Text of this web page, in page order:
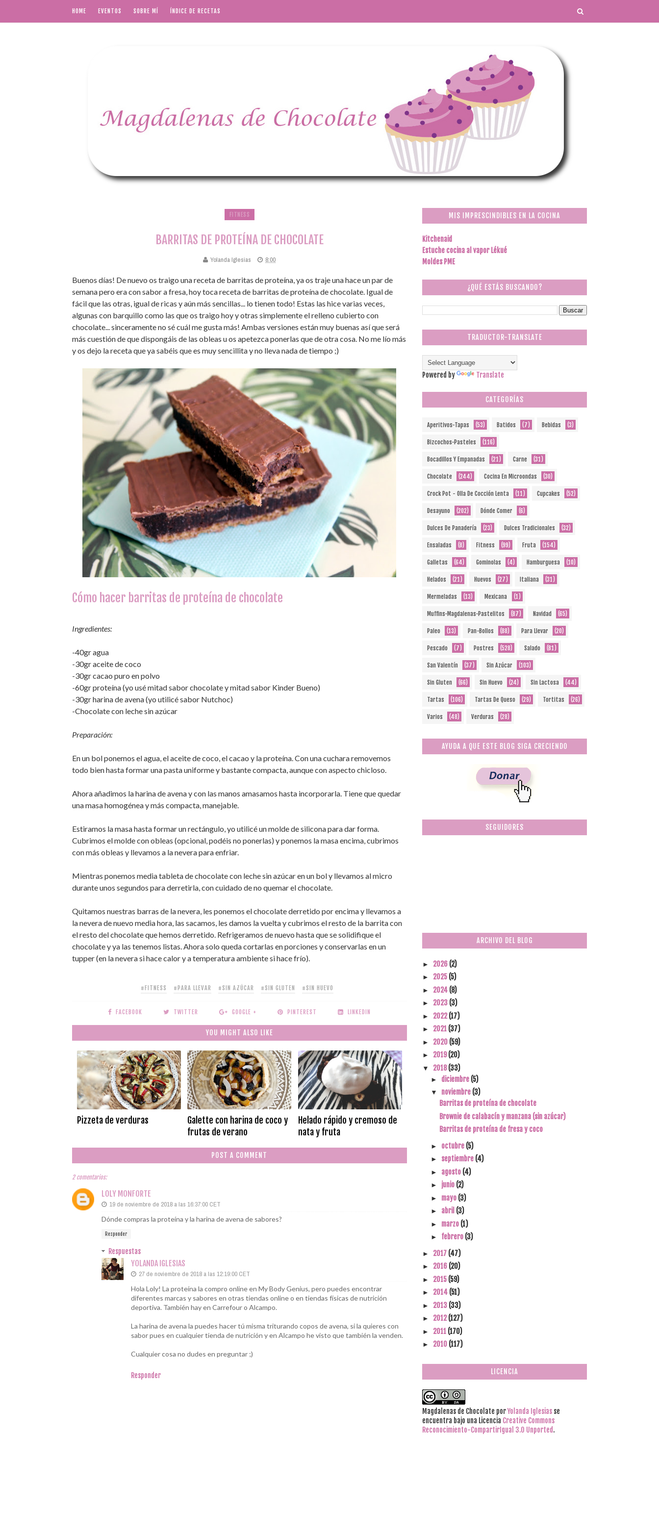
HOME EVENTOS SOBRE MÍ ÍNDICE DE RECETAS
FITNESS
BARRITAS DE PROTEÍNA DE CHOCOLATE
Yolanda Iglesias 8:00
Buenos días! De nuevo os traigo una receta de barritas de proteína, ya os traje una hace un par de
semana pero era con sabor a fresa, hoy toca receta de barritas de proteína de chocolate. Igual de
fácil que las otras, igual de ricas y aún más sencillas... lo tienen todo! Estas las hice varias veces,
algunas con barquillo como las que os traigo hoy y otras simplemente el relleno cubierto con
chocolate... sinceramente no sé cuál me gusta más! Ambas versiones están muy buenas así que será
más cuestión de que dispongáis de las obleas u os apetezca ponerlas que de otra cosa. No me lío más
y os dejo la receta que ya sabéis que es muy sencillita y no lleva nada de tiempo ;)
Cómo hacer barritas de proteína de chocolate
Ingredientes:
-40gr agua
-30gr aceite de coco
-30gr cacao puro en polvo
-60gr proteína (yo usé mitad sabor chocolate y mitad sabor Kinder Bueno)
-30gr harina de avena (yo utilicé sabor Nutchoc)
-Chocolate con leche sin azúcar
Preparación:
En un bol ponemos el agua, el aceite de coco, el cacao y la proteína. Con una cuchara removemos
todo bien hasta formar una pasta uniforme y bastante compacta, aunque con aspecto chicloso.
Ahora añadimos la harina de avena y con las manos amasamos hasta incorporarla. Tiene que quedar
una masa homogénea y más compacta, manejable.
Estiramos la masa hasta formar un rectángulo, yo utilicé un molde de silicona para dar forma.
Cubrimos el molde con obleas (opcional, podéis no ponerlas) y ponemos la masa encima, cubrimos
con más obleas y llevamos a la nevera para enfriar.
Mientras ponemos media tableta de chocolate con leche sin azúcar en un bol y llevamos al micro
durante unos segundos para derretirla, con cuidado de no quemar el chocolate.
Quitamos nuestras barras de la nevera, les ponemos el chocolate derretido por encima y llevamos a
la nevera de nuevo media hora, las sacamos, les damos la vuelta y cubrimos el resto de la barrita con
el resto del chocolate que hemos derretido. Refrigeramos de nuevo hasta que se solidifique el
chocolate y ya las tenemos listas. Ahora solo queda cortarlas en porciones y conservarlas en un
tupper (en la nevera si hace calor y a temperatura ambiente si hace frío).
#FITNESS #PARA LLEVAR #SIN AZÚCAR #SIN GLUTEN #SIN HUEVO
FACEBOOK TWITTER GOOGLE + PINTEREST LINKEDIN
YOU MIGHT ALSO LIKE
Pizzeta de verduras
Galette con harina de coco y
frutas de verano
Helado rápido y cremoso de
nata y fruta
POST A COMMENT
2 comentarios:
LOLY MONFORTE
19 de noviembre de 2018 a las 16:37:00 CET
Dónde compras la proteína y la harina de avena de sabores?
Responder
Respuestas
YOLANDA IGLESIAS
27 de noviembre de 2018 a las 12:19:00 CET
Hola Loly! La proteína la compro online en My Body Genius, pero puedes encontrar
diferentes marcas y sabores en otras tiendas online o en tiendas físicas de nutrición
deportiva. También hay en Carrefour o Alcampo.
La harina de avena la puedes hacer tú misma triturando copos de avena, si la quieres con
sabor pues en cualquier tienda de nutrición y en Alcampo he visto que también la venden.
Cualquier cosa no dudes en preguntar ;)
Responder
MIS IMPRESCINDIBLES EN LA COCINA
Kitchenaid
Estuche cocina al vapor Lékué
Moldes PME
¿QUÉ ESTÁS BUSCANDO?
TRADUCTOR-TRANSLATE
Powered by Translate
CATEGORÍAS
Aperitivos-Tapas (53) Batidos (7) Bebidas (3)
Bizcochos-Pasteles (116)
Bocadillos Y Empanadas (21) Carne (31)
Chocolate (244) Cocina En Microondas (30)
Crock Pot - Olla De Cocción Lenta (11) Cupcakes (52)
Desayuno (202) Dónde Comer (6)
Dulces De Panadería (23) Dulces Tradicionales (32)
Ensaladas (8) Fitness (99) Fruta (154)
Galletas (64) Gominolas (4) Hamburguesa (10)
Helados (21) Huevos (27) Italiana (31)
Mermeladas (13) Mexicana (1)
Muffins-Magdalenas-Pastelitos (87) Navidad (65)
Paleo (13) Pan-Bollos (88) Para Llevar (20)
Pescado (7) Postres (528) Salado (81)
San Valentín (37) Sin Azúcar (103)
Sin Gluten (66) Sin Huevo (24) Sin Lactosa (44)
Tartas (106) Tartas De Queso (29) Tortitas (26)
Varios (48) Verduras (28)
AYUDA A QUE ESTE BLOG SIGA CRECIENDO
SEGUIDORES
ARCHIVO DEL BLOG
► 2026 (2)
► 2025 (5)
► 2024 (8)
► 2023 (3)
► 2022(17)
► 2021 (37)
► 2020 (59)
► 2019(20)
▼ 2018(33)
► diciembre (5)
▼ noviembre (3)
Barritas de proteína de chocolate
Brownie de calabacín y manzana (sin azúcar)
Barritas de proteína de fresa y coco
► octubre (5)
► septiembre (4)
► agosto (4)
► junio (2)
► mayo (3)
► abril (3)
► marzo (1)
► febrero (3)
► 2017 (47)
► 2016 (20)
► 2015 (59)
► 2014 (51)
► 2013 (33)
► 2012(127)
► 2011 (170)
► 2010 (117)
LICENCIA
Magdalenas de Chocolate porYolanda Iglesias se
encuentra bajo una Licencia Creative Commons
Reconocimiento-CompartirIgual 3.0 Unported.